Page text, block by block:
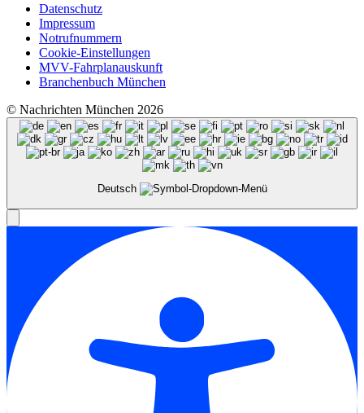
Datenschutz
Impressum
Notrufnummern
Cookie-Einstellungen
MVV-Fahrplanauskunft
Branchenbuch München
© Nachrichten München 2026
Deutsch